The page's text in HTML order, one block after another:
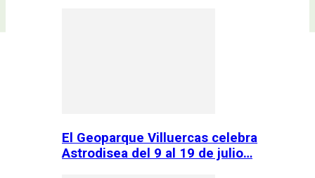
El Geoparque Villuercas celebra
Astrodisea del 9 al 19 de julio…